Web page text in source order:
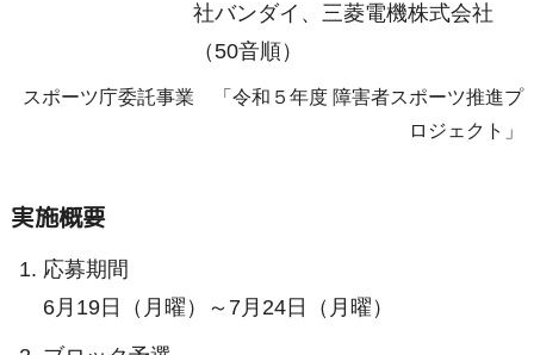
社バンダイ、三菱電機株式会社
（50音順）
スポーツ庁委託事業 「令和５年度 障害者スポーツ推進プ
ロジェクト」
実施概要
応募期間
6月19日（月曜）～7月24日（月曜）